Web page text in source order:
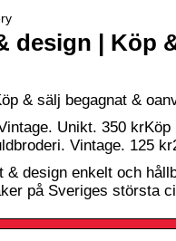
design | Köp
& sälj begagnat &
Unikt. 350
Vintage. 125
& design enkelt och
på Sveriges största